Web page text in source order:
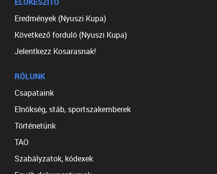
Eredmények (Nyuszi Kupa)
Következő forduló (Nyuszi Kupa)
Jelentkezz Kosarasnak!
RÓLUNK
Csapataink
Elnökség, stáb, sportszakemberek
Történetünk
TAO
Szabályzatok, kódexek